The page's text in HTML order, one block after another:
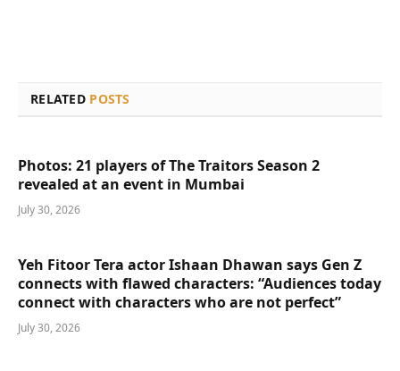
RELATED POSTS
Photos: 21 players of The Traitors Season 2
revealed at an event in Mumbai
July 30, 2026
Yeh Fitoor Tera actor Ishaan Dhawan says Gen Z
connects with flawed characters: “Audiences today
connect with characters who are not perfect”
July 30, 2026